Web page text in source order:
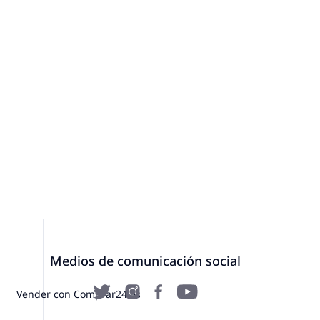
Vender con Comprar24.es
Medios de comunicación social